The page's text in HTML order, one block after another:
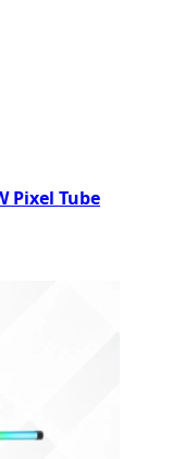
Pixel Tube